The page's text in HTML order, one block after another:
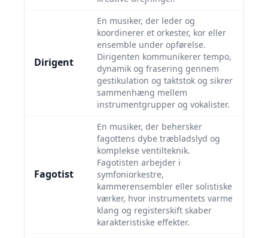
Dirigent
En musiker, der leder og
koordinerer et orkester, kor eller
ensemble under opførelse.
Dirigenten kommunikerer tempo,
dynamik og frasering gennem
gestikulation og taktstok og sikrer
sammenhæng mellem
instrumentgrupper og vokalister.
Fagotist
En musiker, der behersker
fagottens dybe træbladslyd og
komplekse ventilteknik.
Fagotisten arbejder i
symfoniorkestre,
kammerensembler eller solistiske
værker, hvor instrumentets varme
klang og registerskift skaber
karakteristiske effekter.